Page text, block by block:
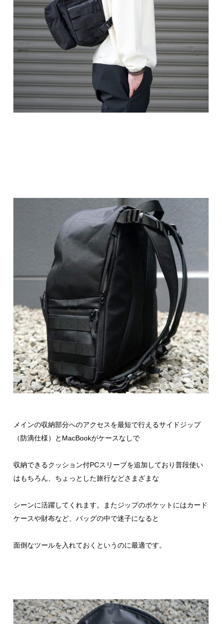
メインの収納部分へのアクセスを最短で行えるサイドジップ
（防滴仕様）とMacBookがケースなしで
収納できるクッション付PCスリーブを追加しており普段使い
はもちろん、ちょっとした旅行などさまざまな
シーンに活躍してくれます。またジップのポケットにはカード
ケースや財布など、バッグの中で迷子になると
面倒なツールを入れておくというのに最適です。